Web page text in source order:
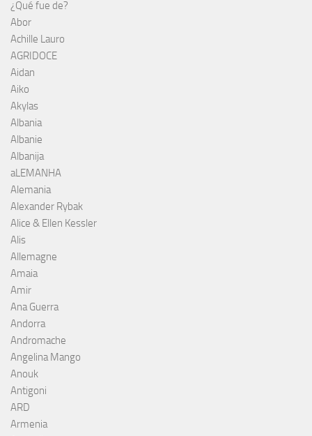
¿Qué fue de?
Abor
Achille Lauro
AGRIDOCE
Aidan
Aiko
Akylas
Albania
Albanie
Albanija
aLEMANHA
Alemania
Alexander Rybak
Alice & Ellen Kessler
Alis
Allemagne
Amaia
Amir
Ana Guerra
Andorra
Andromache
Angelina Mango
Anouk
Antigoni
ARD
Armenia